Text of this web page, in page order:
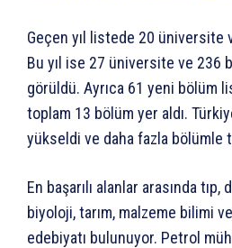
Geçen yıl listede 20 üniversite
Bu yıl ise 27 üniversite ve 236
görüldü. Ayrıca 61 yeni bölüm
toplam 13 bölüm yer aldı.
yükseldi ve daha fazla bölümle
En başarılı alanlar arasında
biyoloji, tarım, malzeme bilimi
edebiyatı bulunuyor. Petrol